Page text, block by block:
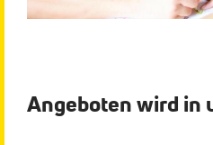
Angeboten wird in